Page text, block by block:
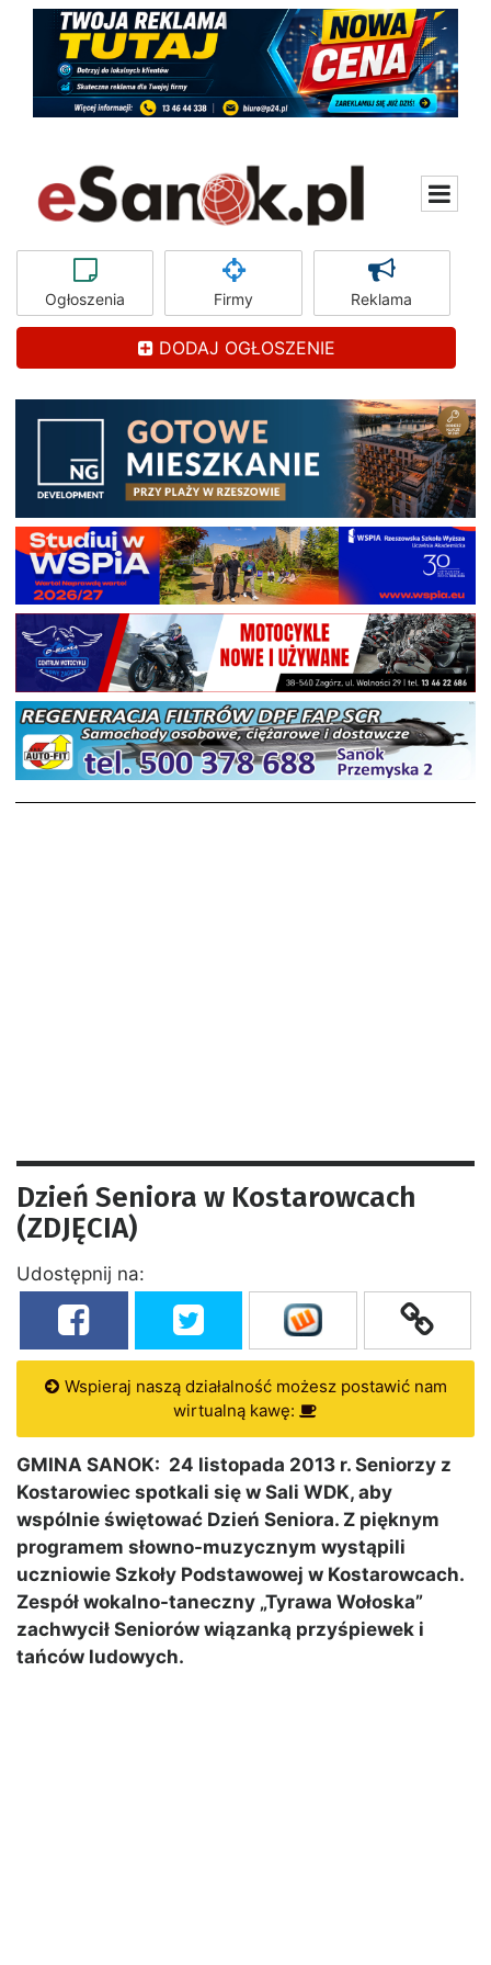
Ogłoszenia Firmy Reklama
DODAJ OGŁOSZENIE
Dzień Seniora w Kostarowcach
(ZDJĘCIA)
Udostępnij na:
Wspieraj naszą działalność możesz postawić nam
wirtualną kawę:
GMINA SANOK: 24 listopada 2013 r. Seniorzy z
Kostarowiec spotkali się w Sali WDK, aby
wspólnie świętować Dzień Seniora. Z pięknym
programem słowno-muzycznym wystąpili
uczniowie Szkoły Podstawowej w Kostarowcach.
Zespół wokalno-taneczny „Tyrawa Wołoska”
zachwycił Seniorów wiązanką przyśpiewek i
tańców ludowych.